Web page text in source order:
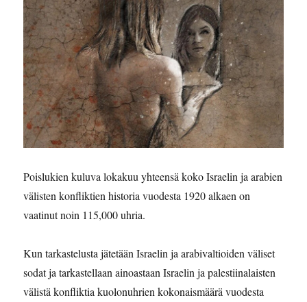
Poislukien kuluva lokakuu yhteensä koko Israelin ja arabien
välisten konfliktien historia vuodesta 1920 alkaen on
vaatinut noin 115,000 uhria.
Kun tarkastelusta jätetään Israelin ja arabivaltioiden väliset
sodat ja tarkastellaan ainoastaan Israelin ja palestiinalaisten
välistä konfliktia kuolonuhrien kokonaismäärä vuodesta